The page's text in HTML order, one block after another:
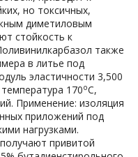
но токсичных,
диметиловым
стойкость к
также
в литье под
эластичности 3,500
170оС,
Применение: изоляция
приложений под
нагрузками.
привитой